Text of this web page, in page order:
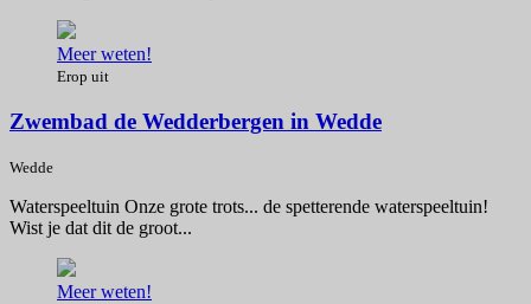
Meer weten!
Erop uit
Zwembad de Wedderbergen in Wedde
Wedde
Waterspeeltuin Onze grote trots... de spetterende waterspeeltuin!
Wist je dat dit de groot...
Meer weten!